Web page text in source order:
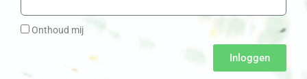
Onthoud mij
Inloggen